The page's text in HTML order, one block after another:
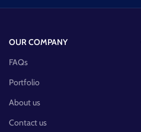
OUR COMPANY
FAQs
Portfolio
About us
Contact us